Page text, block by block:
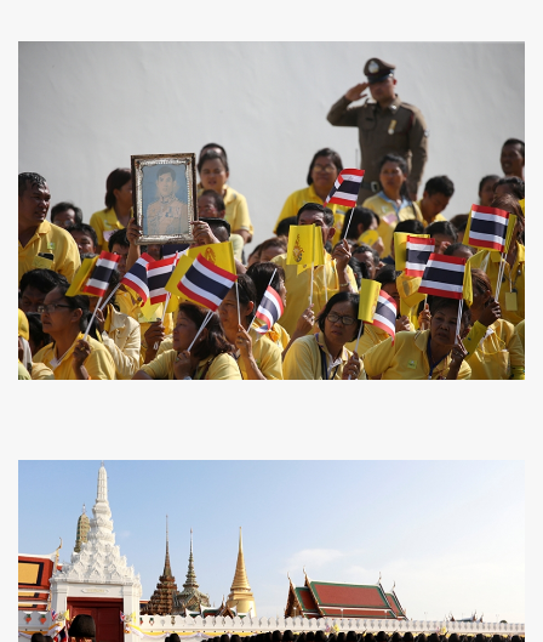
ค้นหา
SHARE TWEET LINE EMAIL